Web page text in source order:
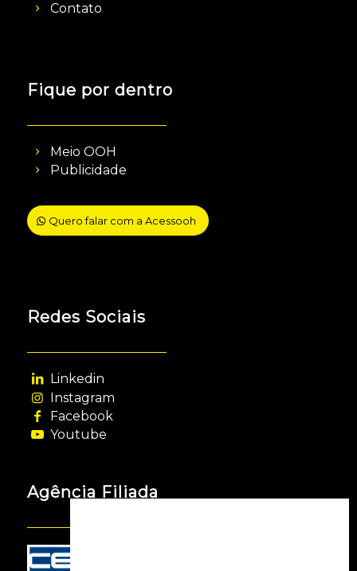
Contato
Fique por dentro
Meio OOH
Publicidade
Quero falar com a Acessooh
Redes Sociais
Linkedin
Instagram
Facebook
Youtube
Agência Filiada